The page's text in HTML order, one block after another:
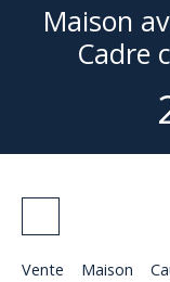
Maison
Cadre
Vente Maison